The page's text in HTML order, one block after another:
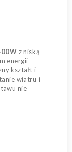
z niską
energii
kształt i
wiatru i
nie